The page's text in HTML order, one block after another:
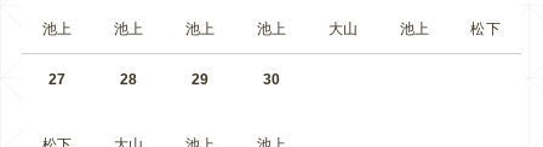
池上 池上 池上 池上 大山 池上 松下
27 28 29 30